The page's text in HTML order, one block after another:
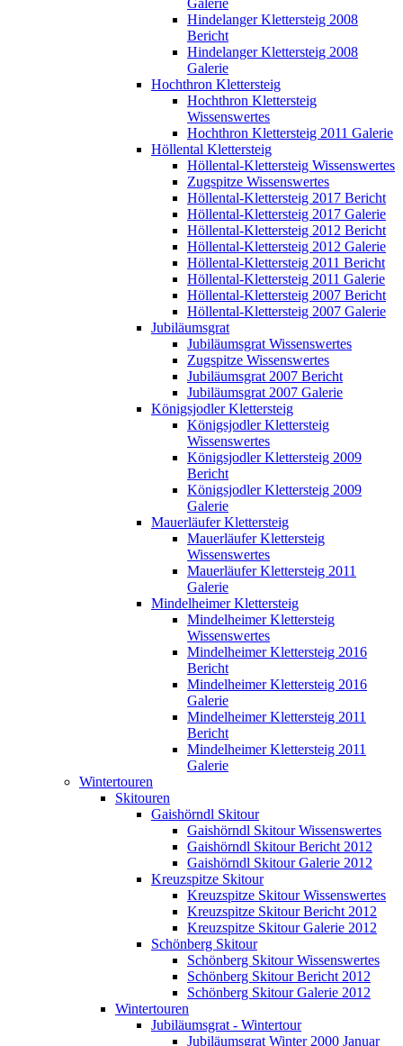
Galerie
Hindelanger Klettersteig 2008
Bericht
Hindelanger Klettersteig 2008
Galerie
Hochthron Klettersteig
Hochthron Klettersteig
Wissenswertes
Hochthron Klettersteig 2011 Galerie
Höllental Klettersteig
Höllental-Klettersteig Wissenswertes
Zugspitze Wissenswertes
Höllental-Klettersteig 2017 Bericht
Höllental-Klettersteig 2017 Galerie
Höllental-Klettersteig 2012 Bericht
Höllental-Klettersteig 2012 Galerie
Höllental-Klettersteig 2011 Bericht
Höllental-Klettersteig 2011 Galerie
Höllental-Klettersteig 2007 Bericht
Höllental-Klettersteig 2007 Galerie
Jubiläumsgrat
Jubiläumsgrat Wissenswertes
Zugspitze Wissenswertes
Jubiläumsgrat 2007 Bericht
Jubiläumsgrat 2007 Galerie
Königsjodler Klettersteig
Königsjodler Klettersteig
Wissenswertes
Königsjodler Klettersteig 2009
Bericht
Königsjodler Klettersteig 2009
Galerie
Mauerläufer Klettersteig
Mauerläufer Klettersteig
Wissenswertes
Mauerläufer Klettersteig 2011
Galerie
Mindelheimer Klettersteig
Mindelheimer Klettersteig
Wissenswertes
Mindelheimer Klettersteig 2016
Bericht
Mindelheimer Klettersteig 2016
Galerie
Mindelheimer Klettersteig 2011
Bericht
Mindelheimer Klettersteig 2011
Galerie
Wintertouren
Skitouren
Gaishörndl Skitour
Gaishörndl Skitour Wissenswertes
Gaishörndl Skitour Bericht 2012
Gaishörndl Skitour Galerie 2012
Kreuzspitze Skitour
Kreuzspitze Skitour Wissenswertes
Kreuzspitze Skitour Bericht 2012
Kreuzspitze Skitour Galerie 2012
Schönberg Skitour
Schönberg Skitour Wissenswertes
Schönberg Skitour Bericht 2012
Schönberg Skitour Galerie 2012
Wintertouren
Jubiläumsgrat - Wintertour
Jubiläumsgrat Winter 2000 Januar